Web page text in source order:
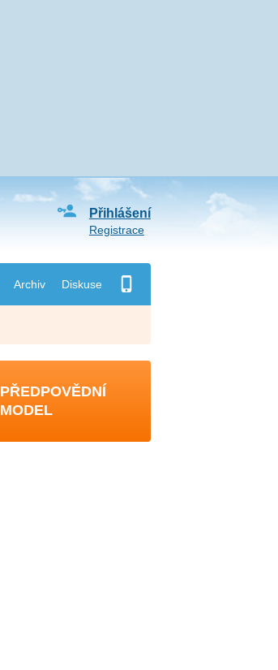
Archiv Diskuse
Přihlášení
Registrace
PŘEDPOVĚDNÍ
MODEL